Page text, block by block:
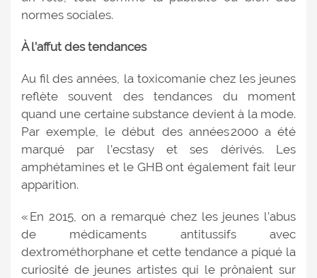
normes sociales.
À l’affut des tendances
Au fil des années, la toxicomanie chez les jeunes
reflète souvent des tendances du moment
quand une certaine substance devient à la mode.
Par exemple, le début des années 2000 a été
marqué par l’ecstasy et ses dérivés. Les
amphétamines et le GHB ont également fait leur
apparition.
« En 2015, on a remarqué chez les jeunes l’abus
de médicaments antitussifs avec
dextrométhorphane et cette tendance a piqué la
curiosité de jeunes artistes qui le prônaient sur